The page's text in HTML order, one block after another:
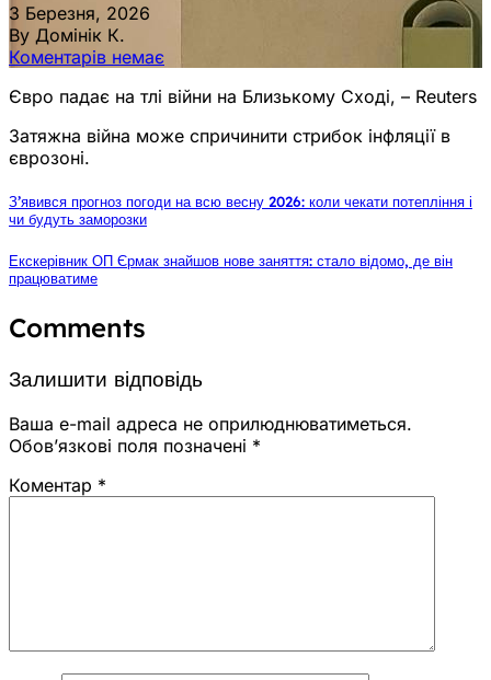
3 Березня, 2026
By Домінік К.
Коментарів немає
Євро падає на тлі війни на Близькому Сході, – Reuters
Затяжна війна може спричинити стрибок інфляції в
єврозоні.
З’явився прогноз погоди на всю весну 2026: коли чекати потепління і
чи будуть заморозки
Екскерівник ОП Єрмак знайшов нове заняття: стало відомо, де він
працюватиме
Comments
Залишити відповідь
Ваша e-mail адреса не оприлюднюватиметься.
Обов’язкові поля позначені *
Коментар *